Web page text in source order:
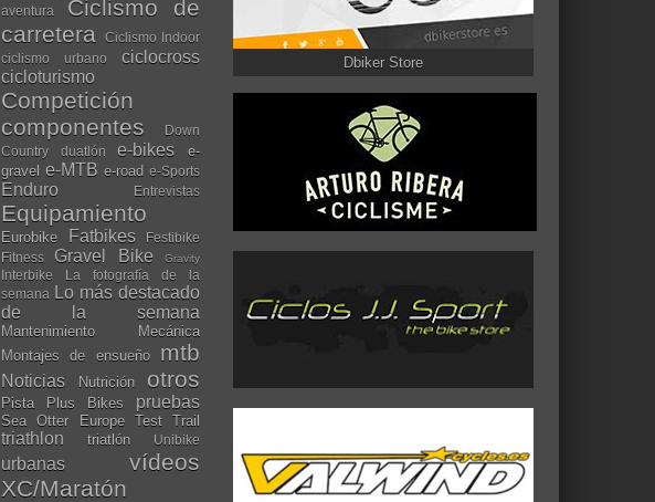
Dbiker Store
aventura
Ciclismo de
carretera
Ciclismo Indoor
ciclismo urbano
ciclocross
cicloturismo
Competición
componentes
Down
Country
duatlón e-bikes
e-
gravel e-MTB e-road e-Sports
Enduro Entrevistas
Equipamiento
Eurobike Fatbikes
Festibike
Fitness
Gravel Bike Gravity
Interbike
La fotografía de la
semana
Lo más destacado
de la semana
Mantenimiento
Mecánica
Montajes de ensueño
mtb
Noticias Nutrición otros
Pista Plus Bikes pruebas
Sea Otter Europe Test Trail
triathlon triatlón Unibike
urbanas
vídeos
XC/Maratón